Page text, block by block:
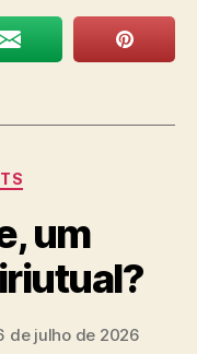
um
de julho de 2026